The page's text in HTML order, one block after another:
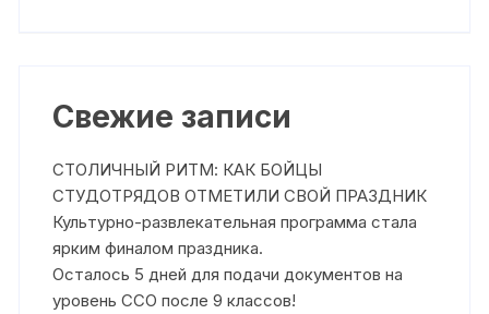
Свежие записи
СТОЛИЧНЫЙ РИТМ: КАК БОЙЦЫ
СТУДОТРЯДОВ ОТМЕТИЛИ СВОЙ ПРАЗДНИК
Культурно-развлекательная программа стала
ярким финалом праздника.
Осталось 5 дней для подачи документов на
уровень ССО после 9 классов!